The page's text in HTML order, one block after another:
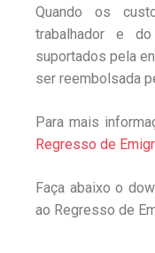
Quando os
trabalhador e
suportados pela
ser reembolsada
Para mais
Regresso de
Faça abaixo o
ao Regresso de